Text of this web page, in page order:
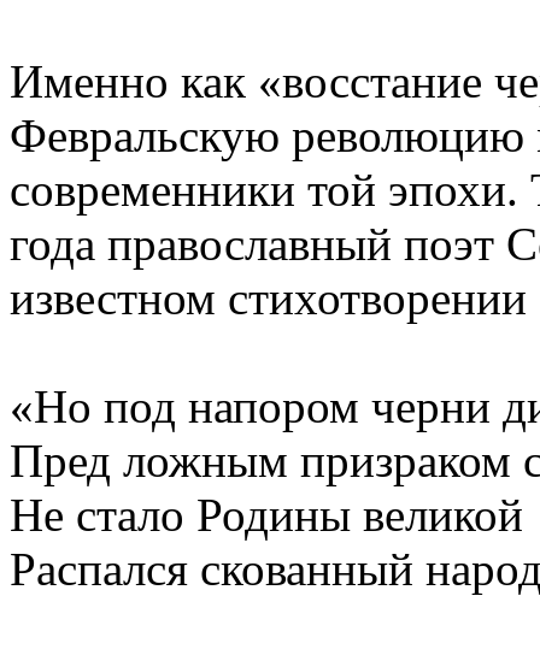
Именно как «восстание
Февральскую революцию
современники той эпохи.
года православный поэт
известном
«Но под напором черни
Пред ложным призраком
Не стало Родины великой
Распался скованный